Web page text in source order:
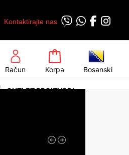
Kontaktirajte nas
Račun Korpa Bosanski
OUTLET PROIZVODI